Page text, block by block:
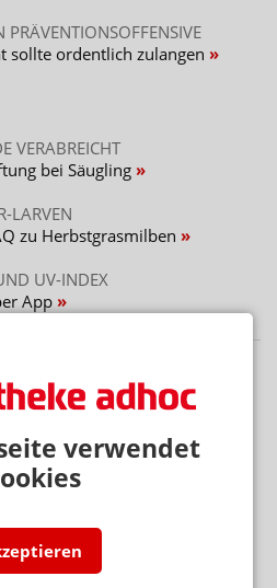
verwendet
PRÄVENTIONSOFFENSIVE
sollte ordentlich zulangen
VERABREICHT
bei Säugling
LARVEN
zu Herbstgrasmilben
UV-INDEX
App